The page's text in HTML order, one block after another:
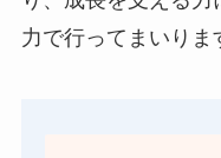
力で行ってまいりま